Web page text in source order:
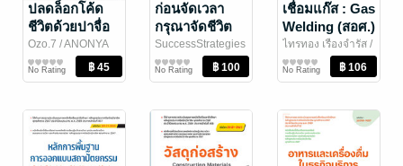
ปลดล็อกโค้ด
ชีวิตด้วยปาจื่อ
Bazi Chart
Ozo.7 / ANONYA
ดวงพยากรณ์/ฮวง
จุ้ย/โหราศาสตร์
No Rating
ก่อนจัดเวลา
กรุณาจัดชีวิต
SuccessStrategies
กลยุทธ์แห่งความ
สำเร็จ
พัฒนาตนเอง
No Rating
เชื่อมแก๊ส : Gas
Welding (สอศ.)
(รหัสวิชา
20103-2026)
ไทรทอง เรืองจำรัส/
ซีเอ็ดยูเคชั่น
การศึกษา/ตำรา
เรียน
No Rating